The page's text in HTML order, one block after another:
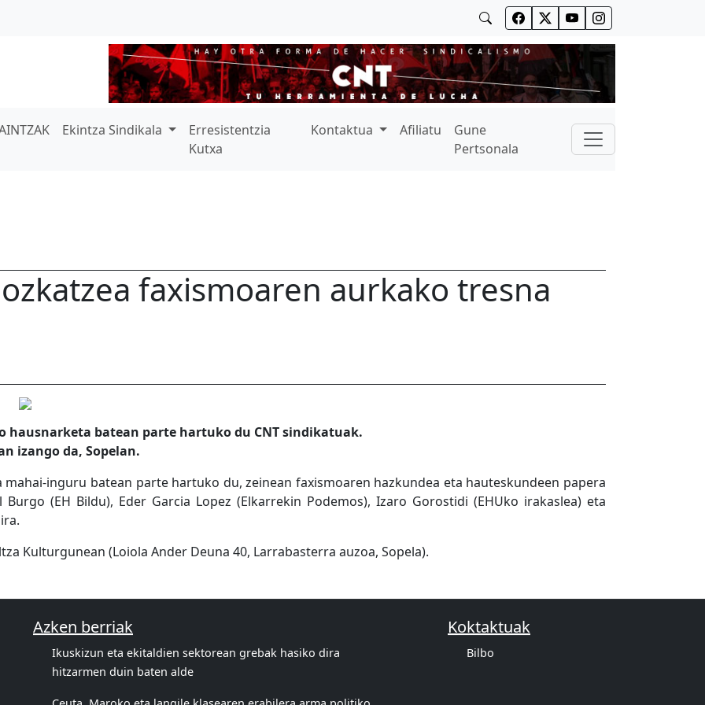
Ekintza Sindikala
Erresistentzia
Kutxa
Kontaktua Afiliatu
Gune
Pertsonala
faxismoaren aurkako tresna
hausnarketa batean parte hartuko du CNT sindikatuak.
izango da, Sopelan.
mahai-inguru batean parte hartuko du, zeinean faxismoaren hazkundea eta hauteskundeen papera
(EH Bildu), Eder Garcia Lopez (Elkarrekin Podemos), Izaro Gorostidi (EHUko irakaslea) eta
Kulturgunean (Loiola Ander Deuna 40, Larrabasterra auzoa, Sopela).
Azken berriak
Ikuskizun eta ekitaldien sektorean grebak hasiko dira
hitzarmen duin baten alde
Koktaktuak
Bilbo